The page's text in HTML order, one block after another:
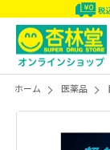
ホーム 医薬品